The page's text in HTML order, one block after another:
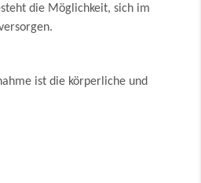
die Möglichkeit, sich im
versorgen.
ist die körperliche und